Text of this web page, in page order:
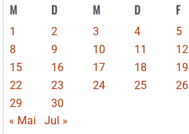
M D M D F
1 2 3 4 5
8
9 10 11 12
15
16 17 18 19
22
23 24 25 26
29
30
« Mai
Jul »